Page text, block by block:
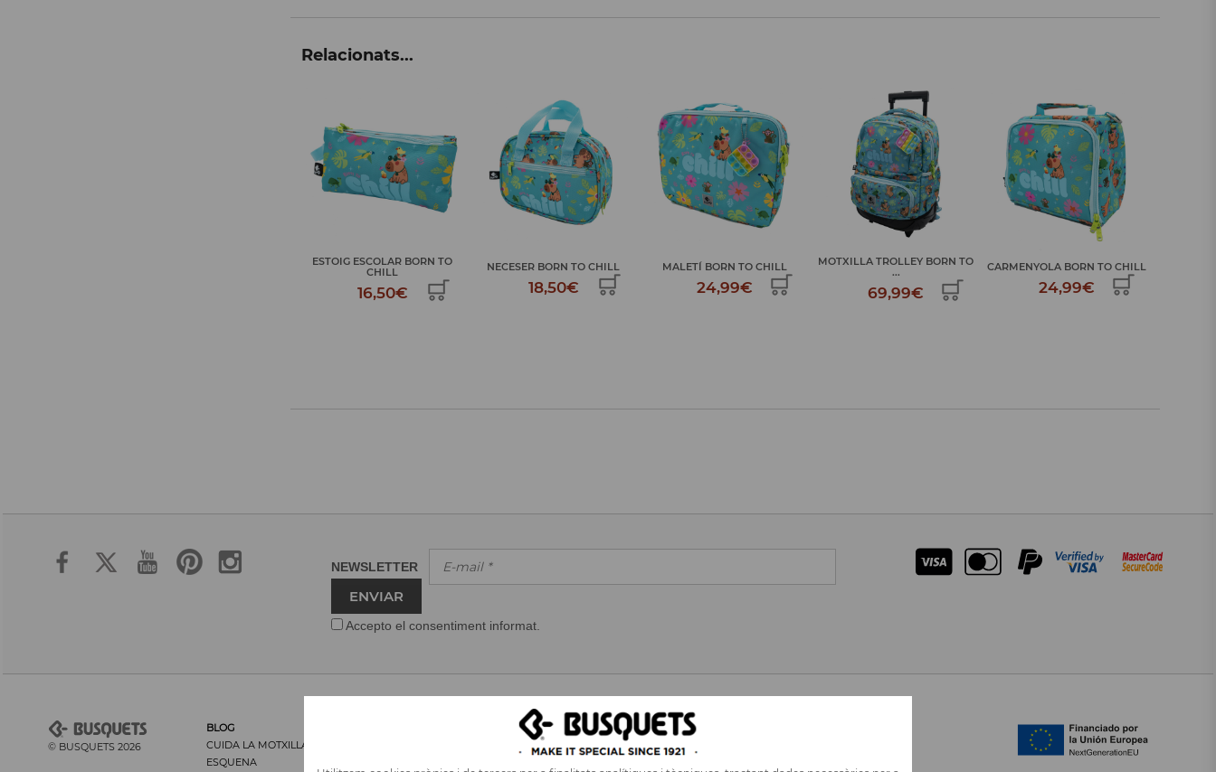
Relacionats...
NECESER BORN TO CHILL
18,50€
MALETÍ BORN TO CHILL
24,99€
MOTXILLA TROLLEY BORN TO
...
69,99€
CARMENYOLA BORN TO CHILL
24,99€
MOTXILLA ESCOLAR GRAN
BOR...
52,99€
NEWSLETTER
ENVIAR
Accepto el consentiment informat.
© BUSQUETS 2026
BLOG
CUIDA LA MOTXILLA I LA SEVA
ESQUENA
COMANDES
ÀREA PROFESSIONAL